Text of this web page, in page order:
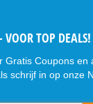
VOOR TOP DEALS!
Gratis Coupons en
schrijf in op onze